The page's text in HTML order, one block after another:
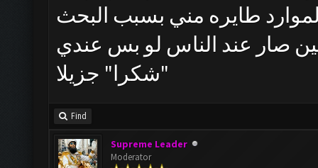
صار عند الناس لو بس عندي
شكرا" جزيلا"
Find
Supreme Leader
Moderator